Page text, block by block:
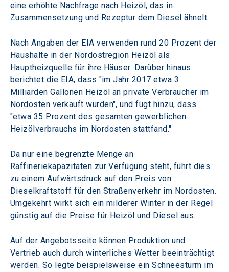
eine erhöhte Nachfrage nach Heizöl, das in
Zusammensetzung und Rezeptur dem Diesel ähnelt.
Nach Angaben der EIA verwenden rund 20 Prozent der
Haushalte in der Nordostregion Heizöl als
Hauptheizquelle für ihre Häuser. Darüber hinaus
berichtet die EIA, dass "im Jahr 2017 etwa 3
Milliarden Gallonen Heizöl an private Verbraucher im
Nordosten verkauft wurden", und fügt hinzu, dass
"etwa 35 Prozent des gesamten gewerblichen
Heizölverbrauchs im Nordosten stattfand."
Da nur eine begrenzte Menge an
Raffineriekapazitäten zur Verfügung steht, führt dies
zu einem Aufwärtsdruck auf den Preis von
Dieselkraftstoff für den Straßenverkehr im Nordosten.
Umgekehrt wirkt sich ein milderer Winter in der Regel
günstig auf die Preise für Heizöl und Diesel aus.
Auf der Angebotsseite können Produktion und
Vertrieb auch durch winterliches Wetter beeinträchtigt
werden. So legte beispielsweise ein Schneesturm im